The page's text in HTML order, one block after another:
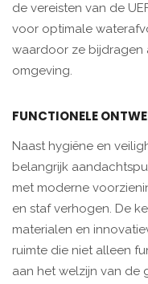
de vereisten van de
voor optimale
waardoor ze bijdragen
omgeving.
FUNCTIONELE
Naast hygiëne en
belangrijk
met moderne
en staf verhogen. De
materialen en
ruimte die niet alleen
aan het welzijn van de